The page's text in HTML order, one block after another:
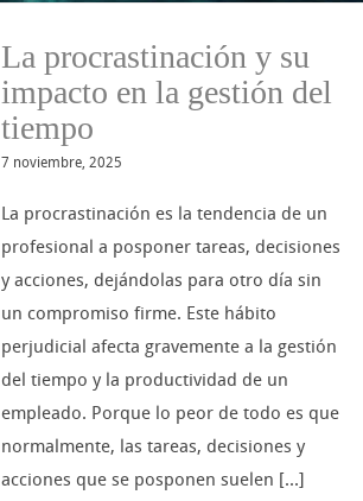
La procrastinación y su
impacto en la gestión del
tiempo
7 noviembre, 2025
La procrastinación es la tendencia de un
profesional a posponer tareas, decisiones
y acciones, dejándolas para otro día sin
un compromiso firme. Este hábito
perjudicial afecta gravemente a la gestión
del tiempo y la productividad de un
empleado. Porque lo peor de todo es que
normalmente, las tareas, decisiones y
acciones que se posponen suelen [...]